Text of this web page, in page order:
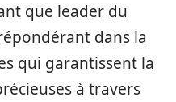
que leader du
dans la
qui garantissent la
à travers